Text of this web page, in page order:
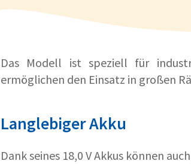
Das Modell ist speziell für
ermöglichen den Einsatz in großen
Langlebiger Akku
Dank seines 18,0 V Akkus können